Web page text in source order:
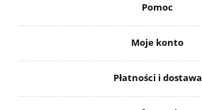
Pomoc
Moje konto
Płatności i dostawa